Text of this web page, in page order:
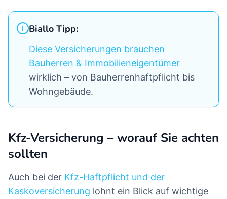
Biallo Tipp:
Diese Versicherungen brauchen
Bauherren & Immobilieneigentümer
wirklich – von Bauherrenhaftpflicht bis
Wohngebäude.
Kfz-Versicherung – worauf Sie achten
sollten
Auch bei der Kfz-Haftpflicht und der
Kaskoversicherung lohnt ein Blick auf wichtige